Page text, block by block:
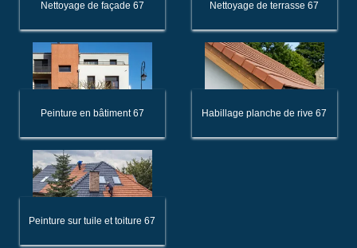
Nettoyage de façade 67 Nettoyage de terrasse 67
Peinture en bâtiment 67 Habillage planche de rive 67
Peinture sur tuile et toiture 67